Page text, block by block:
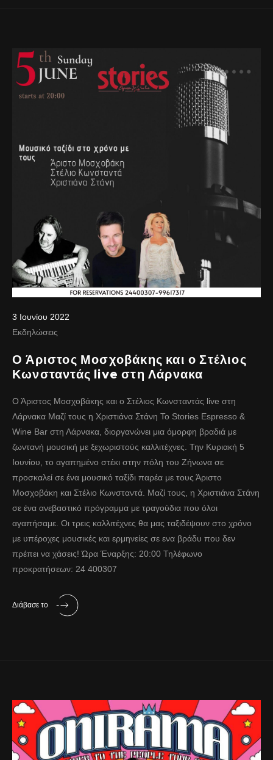
3 Ιουνίου 2022
Εκδηλώσεις
Ο Άριστος Μοσχοβάκης και ο Στέλιος
Κωνσταντάς live στη Λάρνακα
Ο Άριστος Μοσχοβάκης και ο Στέλιος Κωνσταντάς live στη
Λάρνακα Μαζί τους η Χριστιάνα Στάνη Το Stories Espresso &
Wine Bar στη Λάρνακα, διοργανώνει μια όμορφη βραδιά με
ζωντανή μουσική με ξεχωριστούς καλλιτέχνες. Την Κυριακή 5
Ιουνίου, το αγαπημένο στέκι στην πόλη του Ζήνωνα σε
προσκαλεί σε ένα μουσικό ταξίδι παρέα με τους Άριστο
Μοσχοβάκη και Στέλιο Κωνσταντά. Μαζί τους, η Χριστιάνα Στάνη
σε ένα ανεβαστικό πρόγραμμα με τραγούδια που όλοι
αγαπήσαμε. Οι τρεις καλλιτέχνες θα μας ταξιδέψουν στο χρόνο
με υπέροχες μουσικές και ερμηνείες σε ενα βράδυ που δεν
πρέπει να χάσεις! Ώρα Έναρξης: 20:00 Τηλέφωνο
προκρατήσεων: 24 400307
Διάβασε το